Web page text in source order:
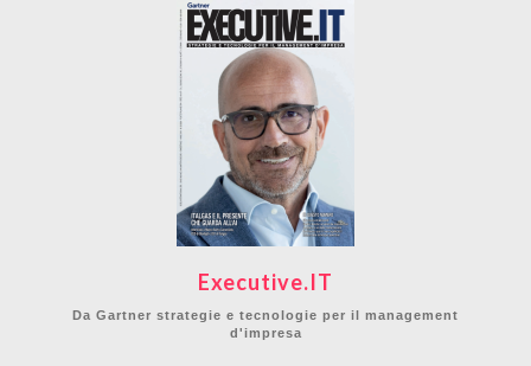
Executive.IT
Da Gartner strategie e tecnologie per il management
d'impresa